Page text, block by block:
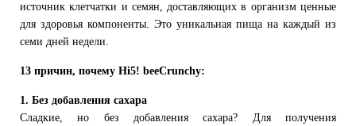
источник клетчатки и семян, доставляющих в организм ценные
для здоровья компоненты. Это уникальная пища на каждый из
семи дней недели.
13 причин, почему Hi5! beeCrunchy:
1. Без добавления сахара
Сладкие, но без добавления сахара? Для получения